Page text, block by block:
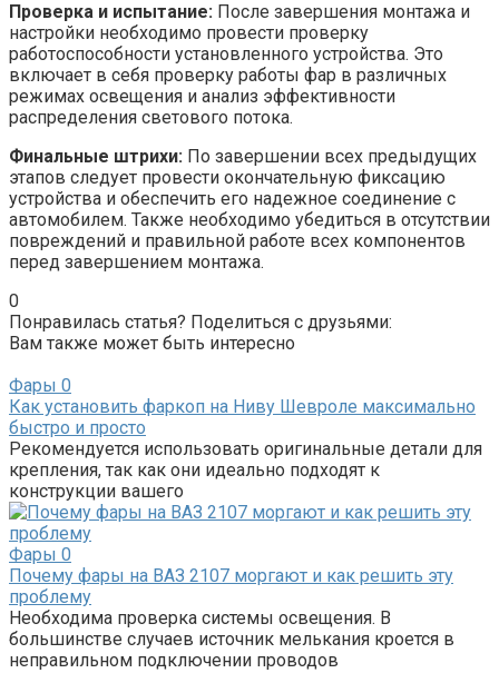
Проверка и испытание: После завершения монтажа и
настройки необходимо провести проверку
работоспособности установленного устройства. Это
включает в себя проверку работы фар в различных
режимах освещения и анализ эффективности
распределения светового потока.
Финальные штрихи: По завершении всех предыдущих
этапов следует провести окончательную фиксацию
устройства и обеспечить его надежное соединение с
автомобилем. Также необходимо убедиться в отсутствии
повреждений и правильной работе всех компонентов
перед завершением монтажа.
0
Понравилась статья? Поделиться с друзьями:
Вам также может быть интересно
Фары 0
Как установить фаркоп на Ниву Шевроле максимально
быстро и просто
Рекомендуется использовать оригинальные детали для
крепления, так как они идеально подходят к
конструкции вашего
Фары 0
Почему фары на ВАЗ 2107 моргают и как решить эту
проблему
Необходима проверка системы освещения. В
большинстве случаев источник мелькания кроется в
неправильном подключении проводов